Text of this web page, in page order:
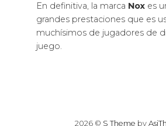
En definitiva, la marca Nox es
grandes prestaciones que es
muchísimos de jugadores de
juego.
2026 © S Theme by